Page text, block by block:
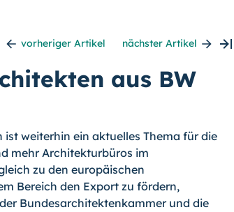
vorheriger Artikel nächster Artikel
aus BW
weiterhin ein aktuelles Thema für die
mehr Architekturbüros im
zu den europäischen
Bereich den Export zu fördern,
Bundesarchitektenkammer und die